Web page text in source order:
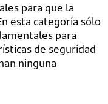
para que la
esta categoría sólo
para
de seguridad
ninguna